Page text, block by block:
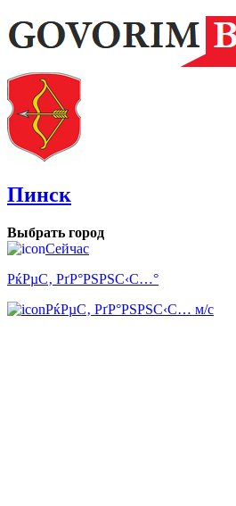
Пинск
Выбрать город
Сейчас
РќРµС‚ РґР°РЅРЅС‹С…°
РќРµС‚ РґР°РЅРЅС‹С… м/с